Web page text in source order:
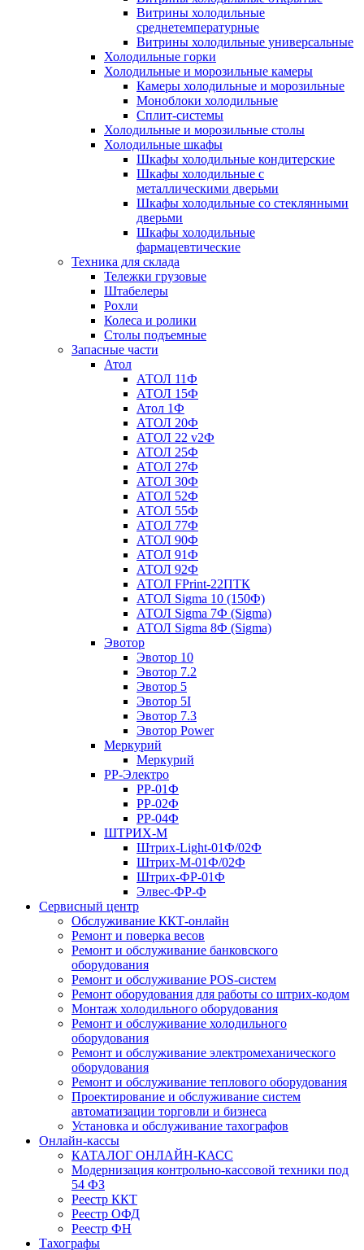
Витрины холодильные
среднетемпературные
Витрины холодильные универсальные
Холодильные горки
Холодильные и морозильные камеры
Камеры холодильные и морозильные
Моноблоки холодильные
Сплит-системы
Холодильные и морозильные столы
Холодильные шкафы
Шкафы холодильные кондитерские
Шкафы холодильные с
металлическими дверьми
Шкафы холодильные со стеклянными
дверьми
Шкафы холодильные
фармацевтические
Техника для склада
Тележки грузовые
Штабелеры
Рохли
Колеса и ролики
Столы подъемные
Запасные части
Атол
АТОЛ 11Ф
АТОЛ 15Ф
Атол 1Ф
АТОЛ 20Ф
АТОЛ 22 v2Ф
АТОЛ 25Ф
АТОЛ 27Ф
АТОЛ 30Ф
АТОЛ 52Ф
АТОЛ 55Ф
АТОЛ 77Ф
АТОЛ 90Ф
АТОЛ 91Ф
АТОЛ 92Ф
АТОЛ FPrint-22ПТК
АТОЛ Sigma 10 (150Ф)
АТОЛ Sigma 7Ф (Sigma)
АТОЛ Sigma 8Ф (Sigma)
Эвотор
Эвотор 10
Эвотор 7.2
Эвотор 5
Эвотор 5I
Эвотор 7.3
Эвотор Power
Меркурий
Меркурий
РР-Электро
РР-01Ф
РР-02Ф
РР-04Ф
ШТРИХ-М
Штрих-Light-01Ф/02Ф
Штрих-М-01Ф/02Ф
Штрих-ФР-01Ф
Элвес-ФР-Ф
Сервисный центр
Обслуживание ККТ-онлайн
Ремонт и поверка весов
Ремонт и обслуживание банковского
оборудования
Ремонт и обслуживание POS-систем
Ремонт оборудования для работы со штрих-кодом
Монтаж холодильного оборудования
Ремонт и обслуживание холодильного
оборудования
Ремонт и обслуживание электромеханического
оборудования
Ремонт и обслуживание теплового оборудования
Проектирование и обслуживание систем
автоматизации торговли и бизнеса
Установка и обслуживание тахографов
Онлайн-кассы
КАТАЛОГ ОНЛАЙН-КАСС
Модернизация контрольно-кассовой техники под
54 ФЗ
Реестр ККТ
Реестр ОФД
Реестр ФН
Тахографы